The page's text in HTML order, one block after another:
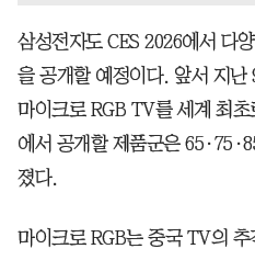
삼성전자도 CES 2026에서 다
을 공개할 예정이다. 앞서 지난
마이크로 RGB TV를 세계 최
에서 공개할 제품군은
졌다.
마이크로 RGB는 중국 TV의